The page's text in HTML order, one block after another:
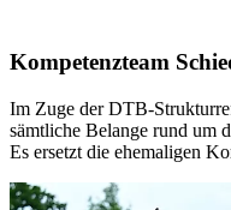
Kompetenzteam
Im Zuge der DTB-
sämtliche Belange rund um
Es ersetzt die ehemaligen